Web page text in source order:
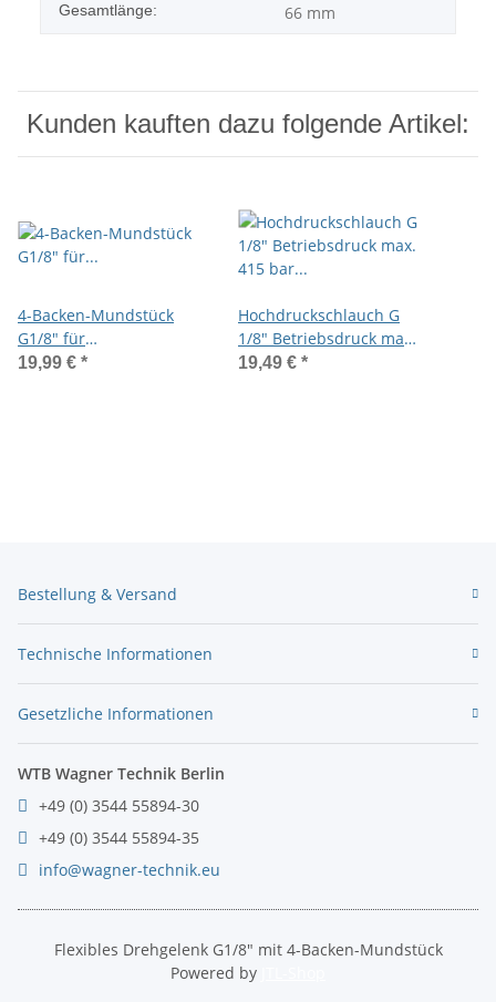
Gesamtlänge: 66 mm
Kunden kauften dazu folgende Artikel:
4-Backen-Mundstück
G1/8" für
Kegelschmiernippel mit
19,99 € *
Hochdruckschlauch G
1/8" Betriebsdruck max.
415 bar 300mm
19,49 € *
Bestellung & Versand
Technische Informationen
Gesetzliche Informationen
WTB Wagner Technik Berlin
+49 (0) 3544 55894-30
+49 (0) 3544 55894-35
info@wagner-technik.eu
Flexibles Drehgelenk G1/8" mit 4-Backen-Mundstück
Powered by